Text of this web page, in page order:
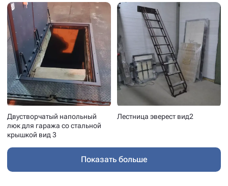
Двустворчатый напольный
люк для гаража со стальной
крышкой вид 3
Лестница эверест вид2
Показать больше